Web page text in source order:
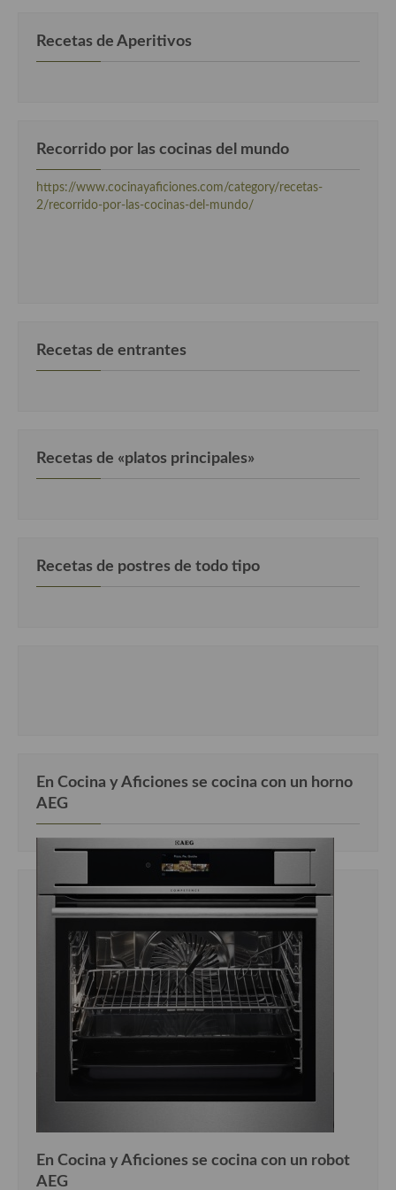
Cocina Polaca
Cocina Sueca
Cocina Suiza
Recetas de Aperitivos
Recorrido por las cocinas del mundo
https://www.cocinayaficiones.com/category/recetas-
2/recorrido-por-las-cocinas-del-mundo/
Recetas de entrantes
Recetas de «platos principales»
Recetas de postres de todo tipo
En Cocina y Aficiones se cocina con un horno
AEG
En Cocina y Aficiones se cocina con un robot
AEG